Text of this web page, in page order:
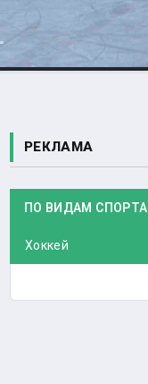
РЕКЛАМА
ПО ВИДАМ СПОРТА
Хоккей